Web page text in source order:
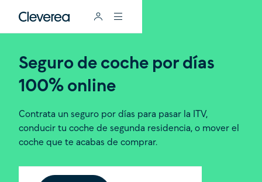
Seguro de coche por días
100% online
Contrata un seguro por días para pasar la ITV,
conducir tu coche de segunda residencia, o mover el
coche que te acabas de comprar.